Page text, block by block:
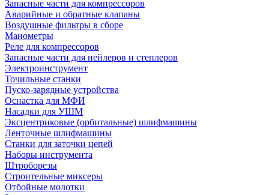
Запасные части для компрессоров
Аварийные и обратные клапаны
Воздушные фильтры в сборе
Манометры
Реле для компрессоров
Запасные части для нейлеров и степлеров
Электроинструмент
Точильные станки
Пуско-зарядные устройства
Оснастка для МФИ
Насадки для УШМ
Эксцентриковые (орбитальные) шлифмашины
Ленточные шлифмашины
Станки для заточки цепей
Наборы инструмента
Штроборезы
Строительные миксеры
Отбойные молотки